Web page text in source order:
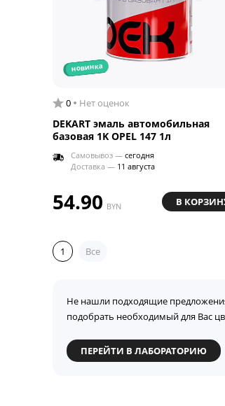
новинка
0 Нет оценок
DEKART эмаль автомобильная
базовая 1K OPEL 147 1л
Самовывоз — сегодня
Доставка — 11 августа
54.90 BYN В
1 Все
Не нашли подходящие
подобрать необходимый для Вас
ПЕРЕЙТИ В ЛАБОРАТОРИЮ